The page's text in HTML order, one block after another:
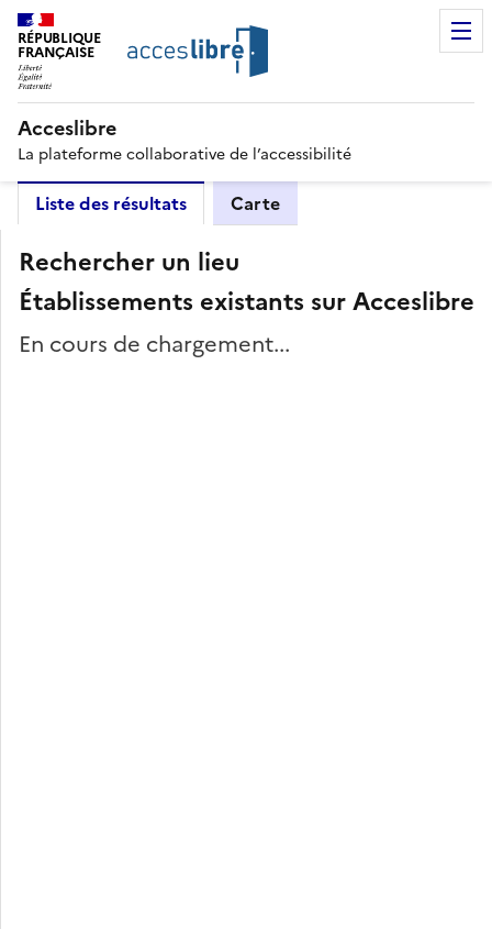
RÉPUBLIQUE
FRANÇAISE
Acceslibre
La plateforme collaborative de l’accessibilité
Liste des résultats Carte
Rechercher un lieu
Établissements existants sur Acceslibre
En cours de chargement...